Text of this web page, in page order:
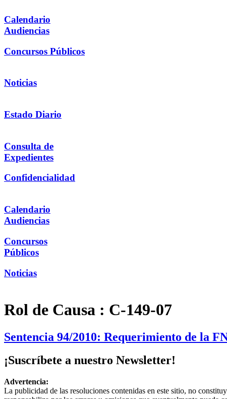
Calendario
Audiencias
Concursos Públicos
Noticias
Estado Diario
Consulta de
Expedientes
Confidencialidad
Calendario
Audiencias
Concursos
Públicos
Noticias
Rol de Causa : C-149-07
Sentencia 94/2010: Requerimiento de la
¡Suscríbete a nuestro Newsletter!
Advertencia:
La publicidad de las resoluciones contenidas en este sitio, no